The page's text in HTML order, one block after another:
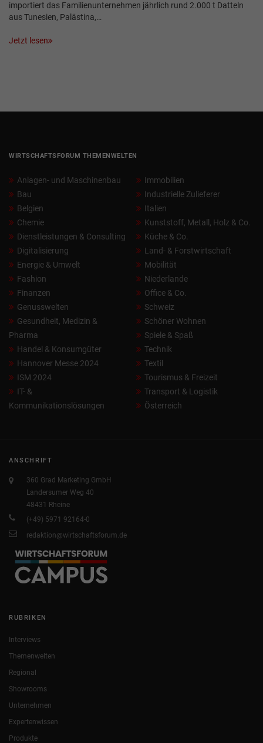
importiert das Familienunternehmen jährlich rund 2.000 t Datteln
aus Tunesien, Palästina,…
Jetzt lesen
WIRTSCHAFTSFORUM THEMENWELTEN
Anlagen- und Maschinenbau
Bau
Belgien
Chemie
Dienstleistungen & Consulting
Digitalisierung
Energie & Umwelt
Fashion
Finanzen
Genusswelten
Gesundheit, Medizin &
Pharma
Handel & Konsumgüter
Hannover Messe 2024
ISM 2024
IT- &
Kommunikationslösungen
Immobilien
Industrielle Zulieferer
Italien
Kunststoff, Metall, Holz & Co.
Küche & Co.
Land- & Forstwirtschaft
Mobilität
Niederlande
Office & Co.
Schweiz
Schöner Wohnen
Spiele & Spaß
Technik
Textil
Tourismus & Freizeit
Transport & Logistik
Österreich
ANSCHRIFT
360 Grad Marketing GmbH
Landersumer Weg 40
48431 Rheine
(+49) 5971 92164-0
redaktion@wirtschaftsforum.de
RUBRIKEN
Interviews
Themenwelten
Regional
Showrooms
Unternehmen
Expertenwissen
Produkte